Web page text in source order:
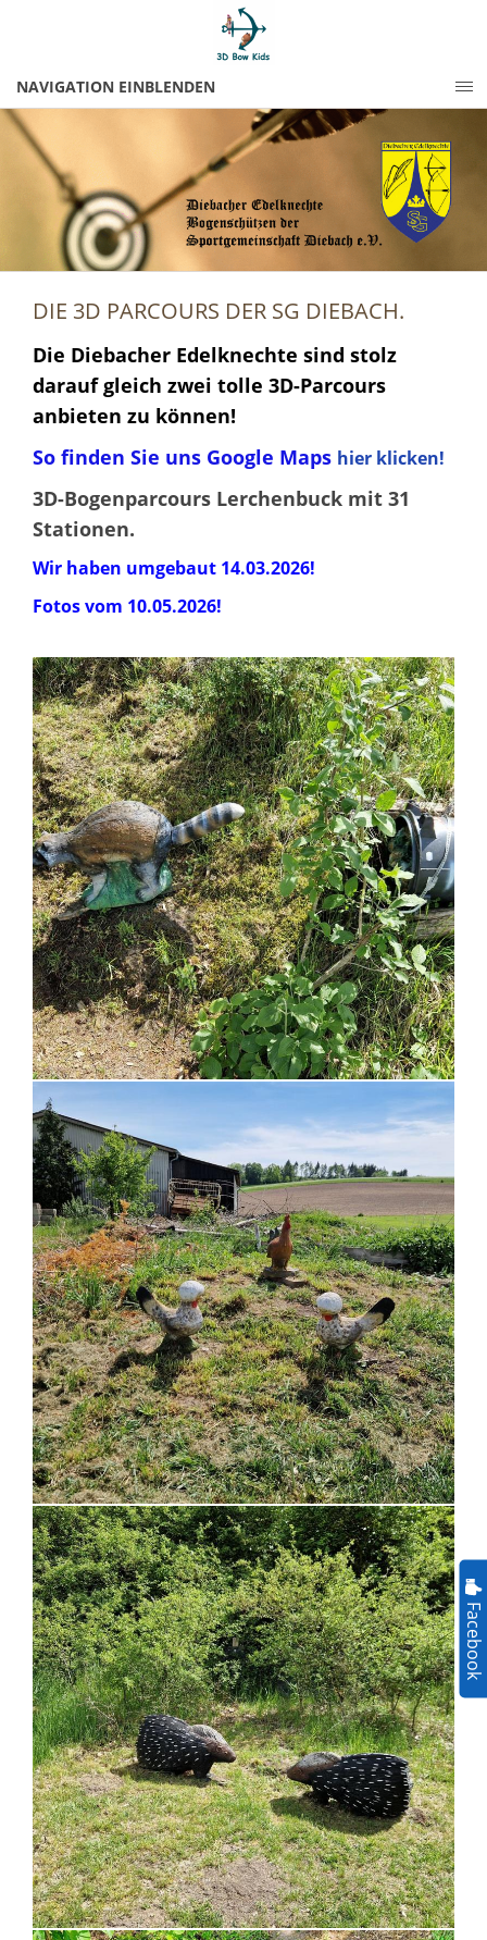
NAVIGATION EINBLENDEN
DIE 3D PARCOURS DER SG DIEBACH.
Die Diebacher Edelknechte sind stolz
darauf gleich zwei tolle 3D-Parcours
anbieten zu können!
So finden Sie uns Google Maps hier klicken!
3D-Bogenparcours Lerchenbuck mit 31
Stationen.
Wir haben umgebaut 14.03.2026!
Fotos vom 10.05.2026!
Facebook